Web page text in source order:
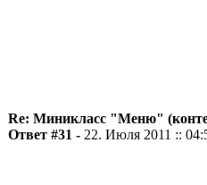
Re: Миникласс "Меню"
Ответ #31 - 22. Июля 2011 ::